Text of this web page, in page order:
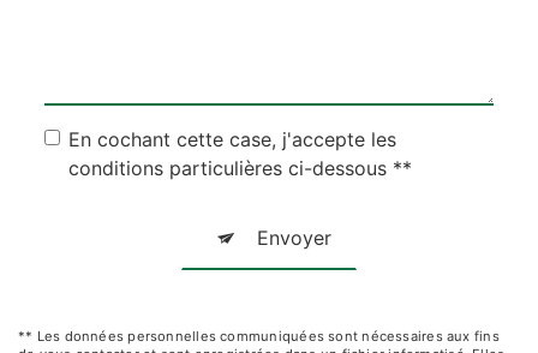
En cochant cette case, j'accepte les
conditions particulières ci-dessous **
Envoyer
** Les données personnelles communiquées sont nécessaires aux fins